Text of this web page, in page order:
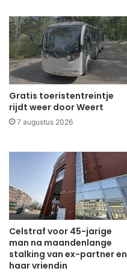
Gratis toeristentreintje
rijdt weer door Weert
7 augustus 2026
Celstraf voor 45-jarige
man na maandenlange
stalking van ex-partner en
haar vriendin